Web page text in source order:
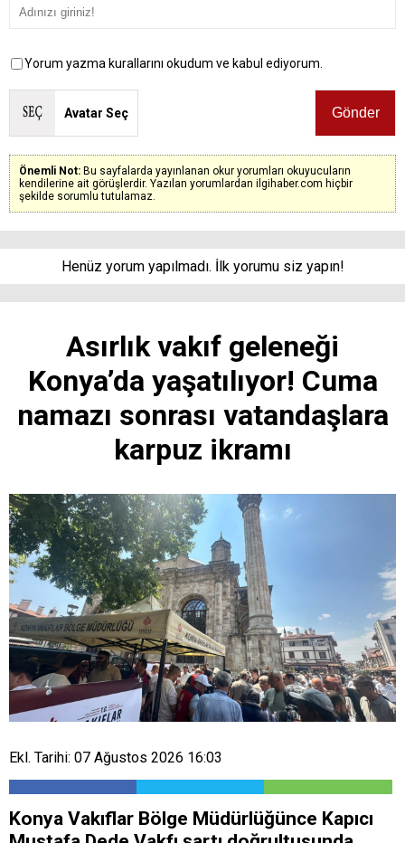
Yorum yazma kurallarını okudum ve kabul ediyorum.
Avatar Seç
Önemli Not: Bu sayfalarda yayınlanan okur yorumları okuyucuların
kendilerine ait görüşlerdir. Yazılan yorumlardan ilgihaber.com hiçbir
şekilde sorumlu tutulamaz.
Henüz yorum yapılmadı. İlk yorumu siz yapın!
Asırlık vakıf geleneği
Konya’da yaşatılıyor! Cuma
namazı sonrası vatandaşlara
karpuz ikramı
Ekl. Tarihi: 07 Ağustos 2026 16:03
Konya Vakıflar Bölge Müdürlüğünce Kapıcı